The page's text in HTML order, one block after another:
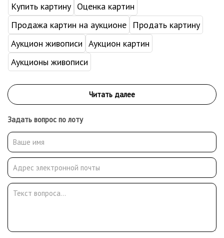
Купить картину Оценка картин
Продажа картин на аукционе
Продать картину
Аукцион живописи Аукцион картин
Аукционы живописи
Задать вопрос по лоту